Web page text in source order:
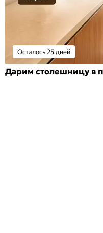
Осталось 25 дней
Дарим столешницу в